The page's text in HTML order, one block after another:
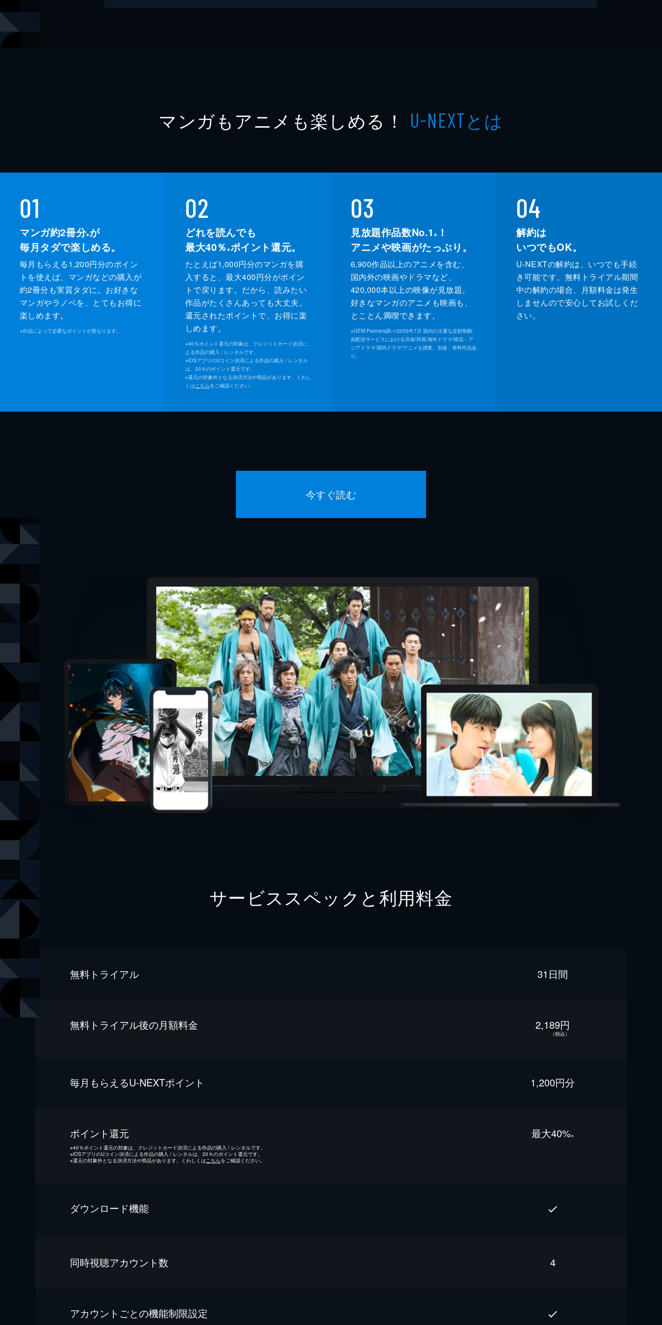
マンガもアニメも楽しめる！ U-NEXTとは
01
マンガ約2冊分※が
毎月タダで楽しめる。
毎月もらえる1,200円分のポイン
トを使えば、マンガなどの購入が
約2冊分も実質タダに。お好きな
マンガやラノベを、とてもお得に
楽しめます。
※作品によって必要なポイントが異なります。
02
どれを読んでも
最大40％ ※ポイント還元。
たとえば1,000円分のマンガを購
入すると、最大400円分がポイン
トで戻ります。だから、読みたい
作品がたくさんあっても大丈夫。
還元されたポイントで、お得に楽
しめます。
※40％ポイント還元の対象は、クレジットカード決済に
よる作品の購入 / レンタルです。
※iOSアプリのUコイン決済による作品の購入 / レンタル
は、20％のポイント還元です。
※還元の対象外となる決済方法や商品があります。くわし
くは こちらをご確認ください。
03
見放題作品数No.1 ※
！
アニメや映画がたっぷり。
6,900作品以上のアニメを含む、
国内外の映画やドラマなど、
420,000本以上の映像が見放題。
好きなマンガのアニメも映画も、
とことん満喫できます。
※GEM Partners調べ/2026年7⽉ 国内の主要な定額制動
画配信サービスにおける洋画/邦画/海外ドラマ/韓流・ア
ジアドラマ/国内ドラマ/アニメを調査。別途、有料作品あ
り。
04
解約は
いつでもOK。
U-NEXTの解約は、いつでも手続
き可能です。無料トライアル期間
中の解約の場合、月額料金は発生
しませんので安心してお試しくだ
さい。
今すぐ読む
サービススペックと利用料金
無料トライアル 31日間
無料トライアル後の⽉額料金 2,189円
（税込）
毎⽉もらえるU-NEXTポイント 1,200円分
ポイント還元 最⼤40%※
※40％ポイント還元の対象は、クレジットカード決済による作品の購入 / レンタルです。
※iOSアプリのUコイン決済による作品の購入 / レンタルは、20％のポイント還元です。
※還元の対象外となる決済方法や商品があります。くわしくは こちらをご確認ください。
ダウンロード機能
同時視聴アカウント数 4
アカウントごとの機能制限設定